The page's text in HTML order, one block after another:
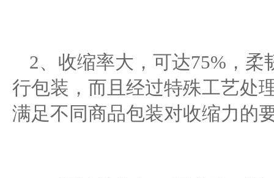
2、收缩率大，可达75%，
行包装，而且经过特殊工艺处
满足不同商品包装对收缩力的